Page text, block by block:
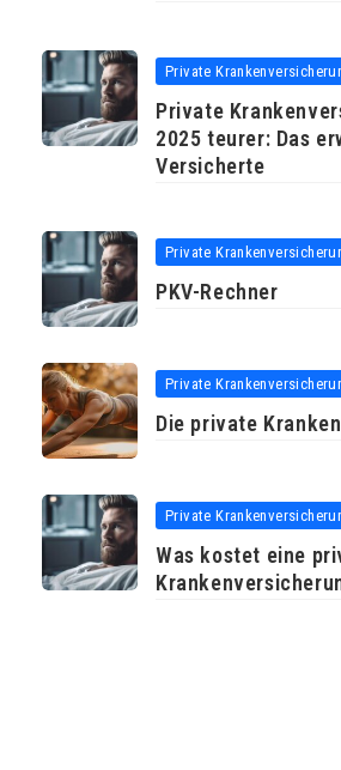
Private
Private
2025 teurer: Das
Versicherte
Private
PKV-Rechner
Private
Die private
Private
Was kostet eine